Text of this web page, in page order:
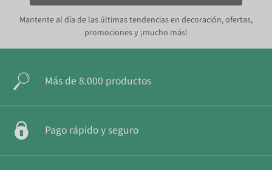
Mantente al día de las últimas tendencias en decoración, ofertas,
promociones y ¡mucho más!
Más de 8.000 productos
Pago rápido y seguro